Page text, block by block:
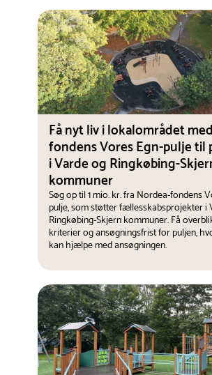
Få nyt liv i lokalområdet
fondens Vores Egn-pulje
i Varde og Ringkøbing-
kommuner
Søg op til 1 mio. kr. fra Nordea-fondens
pulje, som støtter fællesskabsprojekter i
Ringkøbing-Skjern kommuner. Få
kriterier og ansøgningsfrist for puljen,
kan hjælpe med ansøgningen.